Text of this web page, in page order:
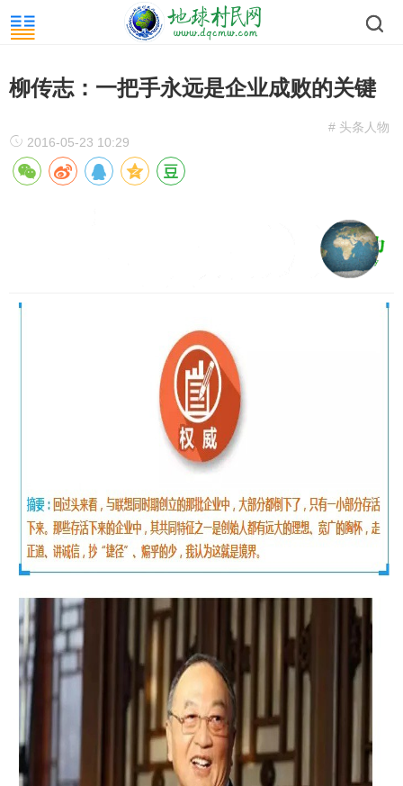
柳传志：一把手永远是企业成败的关键
# 头条人物
2016-05-23 10:29